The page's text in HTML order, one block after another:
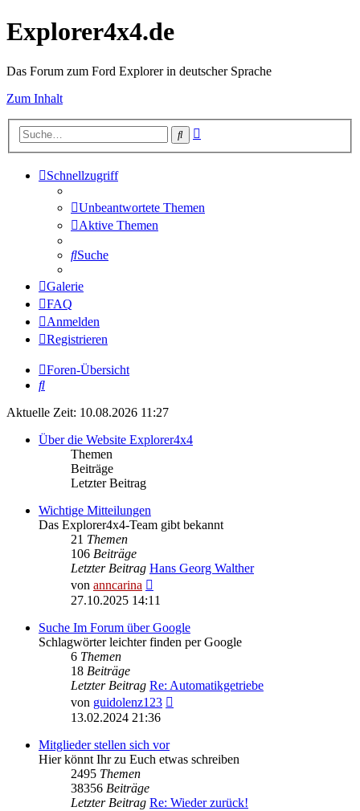
Explorer4x4.de
Das Forum zum Ford Explorer in deutscher Sprache
Zum Inhalt
Suche
Schnellzugriff
Unbeantwortete Themen
Aktive Themen
Suche
Galerie
FAQ
Anmelden
Registrieren
Foren-Übersicht
Suche
Aktuelle Zeit: 10.08.2026 11:27
Über die Website Explorer4x4
Themen
Beiträge
Letzter Beitrag
Wichtige Mitteilungen
Das Explorer4x4-Team gibt bekannt
21 Themen
106 Beiträge
Letzter Beitrag Hans Georg Walther
von anncarina
Beitrag
27.10.2025 14:11
Suche Im Forum über Google
Schlagwörter leichter finden per Google
6 Themen
18 Beiträge
Letzter Beitrag Re: Automatikgetriebe
von guidolenz123
13.02.2024 21:36
Mitglieder stellen sich vor
Hier könnt Ihr zu Euch etwas schreiben
2495 Themen
38356 Beiträge
Letzter Beitrag Re: Wieder zurück!